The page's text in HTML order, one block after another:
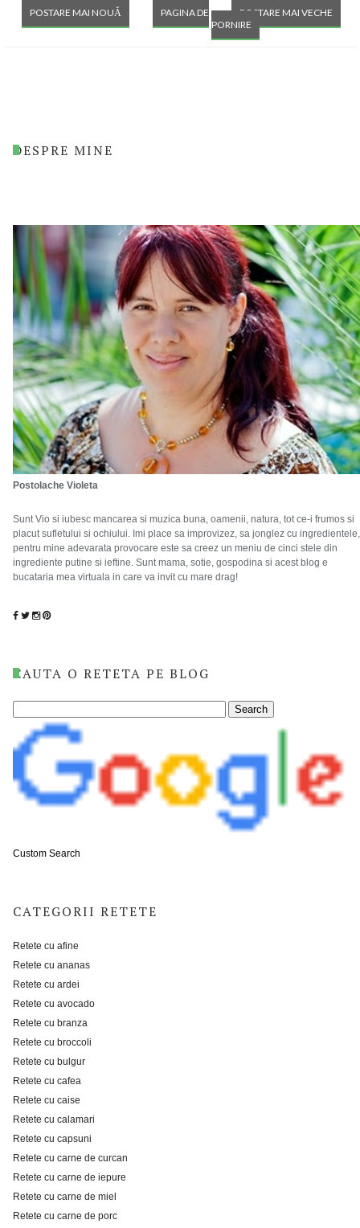
POSTARE MAI NOUĂ POSTARE MAI VECHE
PAGINA DE
PORNIRE
DESPRE MINE
Postolache Violeta
Sunt Vio si iubesc mancarea si muzica buna, oamenii, natura, tot ce-i frumos si
placut sufletului si ochiului. Imi place sa improvizez, sa jonglez cu ingredientele,
pentru mine adevarata provocare este sa creez un meniu de cinci stele din
ingrediente putine si ieftine. Sunt mama, sotie, gospodina si acest blog e
bucataria mea virtuala in care va invit cu mare drag!
CAUTA O RETETA PE BLOG
Custom Search
CATEGORII RETETE
Retete cu afine
Retete cu ananas
Retete cu ardei
Retete cu avocado
Retete cu branza
Retete cu broccoli
Retete cu bulgur
Retete cu cafea
Retete cu caise
Retete cu calamari
Retete cu capsuni
Retete cu carne de curcan
Retete cu carne de iepure
Retete cu carne de miel
Retete cu carne de porc